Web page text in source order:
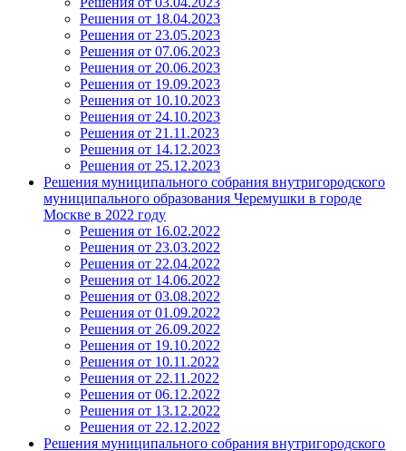
Решения от 18.04.2023
Решения от 23.05.2023
Решения от 07.06.2023
Решения от 20.06.2023
Решения от 19.09.2023
Решения от 10.10.2023
Решения от 24.10.2023
Решения от 21.11.2023
Решения от 14.12.2023
Решения от 25.12.2023
Решения муниципального собрания внутригородского
муниципального образования Черемушки в городе
Москве в 2022 году
Решения от 16.02.2022
Решения от 23.03.2022
Решения от 22.04.2022
Решения от 14.06.2022
Решения от 03.08.2022
Решения от 01.09.2022
Решения от 26.09.2022
Решения от 19.10.2022
Решения от 10.11.2022
Решения от 22.11.2022
Решения от 06.12.2022
Решения от 13.12.2022
Решения от 22.12.2022
Решения муниципального собрания внутригородского